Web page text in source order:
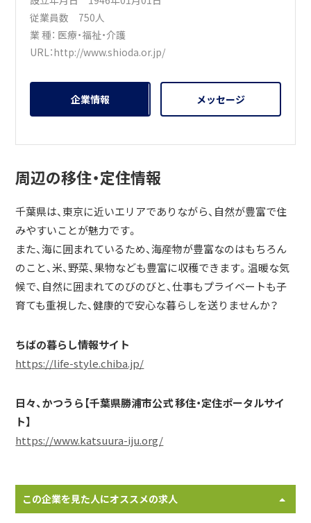
従業員数 750人
業 種： 医療・福祉・介護
URL：http://www.shioda.or.jp/
企業情報 メッセージ
周辺の移住・定住情報
千葉県は、東京に近いエリアでありながら、自然が豊富で住
みやすいことが魅力です。
また、海に囲まれているため、海産物が豊富なのはもちろん
のこと、米、野菜、果物なども豊富に収穫できます。温暖な気
候で、自然に囲まれてのびのびと、仕事もプライベートも子
育ても重視した、健康的で安心な暮らしを送りませんか？
ちばの暮らし情報サイト
https://life-style.chiba.jp/
日々、かつうら【千葉県勝浦市公式 移住・定住ポータルサイ
ト】
https://www.katsuura-iju.org/
この企業を見た人にオススメの求人